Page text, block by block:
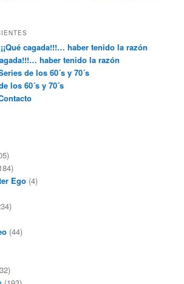
cagada!!!… haber tenido la razón
haber tenido la razón
de los 60´s y 70´s
los 60´s y 70´s
Ego (4)
(44)